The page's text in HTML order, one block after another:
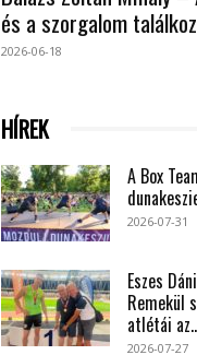
és a szorgalom
2026-06-18
HÍREK
A Box
2026-07-31
Eszes
Remekül
atlétái
2026-07-27